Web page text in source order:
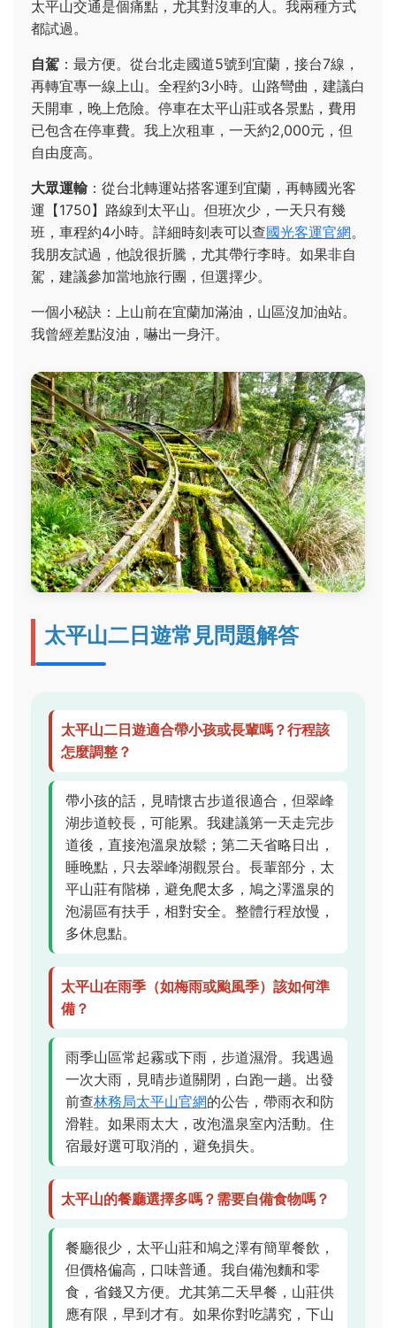
太平山交通是個痛點，尤其對沒車的人。我兩種方式
都試過。
自駕 ：最方便。從台北走國道5號到宜蘭，接台7線，
再轉宜專一線上山。全程約3小時。山路彎曲，建議白
天開車，晚上危險。停車在太平山莊或各景點，費用
已包含在停車費。我上次租車，一天約2,000元，但
自由度高。
大眾運輸 ：從台北轉運站搭客運到宜蘭，再轉國光客
運【1750】路線到太平山。但班次少，一天只有幾
班，車程約4小時。詳細時刻表可以查國光客運官網。
我朋友試過，他說很折騰，尤其帶行李時。如果非自
駕，建議參加當地旅行團，但選擇少。
一個小秘訣：上山前在宜蘭加滿油，山區沒加油站。
我曾經差點沒油，嚇出一身汗。
太平山二日遊常見問題解答
太平山二日遊適合帶小孩或長輩嗎？行程該
怎麼調整？
帶小孩的話，見晴懷古步道很適合，但翠峰
湖步道較長，可能累。我建議第一天走完步
道後，直接泡溫泉放鬆；第二天省略日出，
睡晚點，只去翠峰湖觀景台。長輩部分，太
平山莊有階梯，避免爬太多，鳩之澤溫泉的
泡湯區有扶手，相對安全。整體行程放慢，
多休息點。
太平山在雨季（如梅雨或颱風季）該如何準
備？
雨季山區常起霧或下雨，步道濕滑。我遇過
一次大雨，見晴步道關閉，白跑一趟。出發
前查林務局太平山官網的公告，帶雨衣和防
滑鞋。如果雨太大，改泡溫泉室內活動。住
宿最好選可取消的，避免損失。
太平山的餐廳選擇多嗎？需要自備食物嗎？
餐廳很少，太平山莊和鳩之澤有簡單餐飲，
但價格偏高，口味普通。我自備泡麵和零
食，省錢又方便。尤其第二天早餐，山莊供
應有限，早到才有。如果你對吃講究，下山